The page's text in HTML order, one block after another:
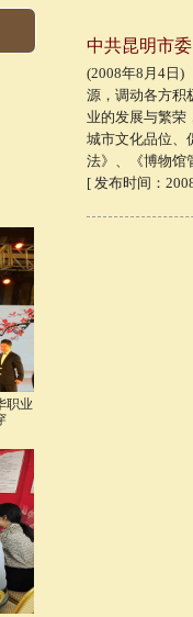
职业
中共昆明市
(2008年8月4日)
源，调动各方积
业的发展与繁荣
城市文化品位、
法》、《博物馆
[ 发布时间：